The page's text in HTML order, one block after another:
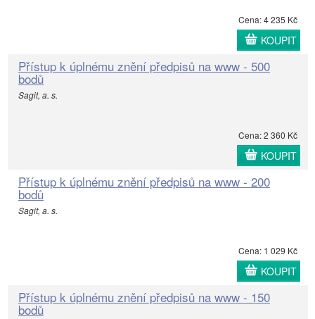
Cena: 4 235 Kč
KOUPIT
Přístup k úplnému znění předpisů na www - 500
bodů
Sagit, a. s.
Cena: 2 360 Kč
KOUPIT
Přístup k úplnému znění předpisů na www - 200
bodů
Sagit, a. s.
Cena: 1 029 Kč
KOUPIT
Přístup k úplnému znění předpisů na www - 150
bodů